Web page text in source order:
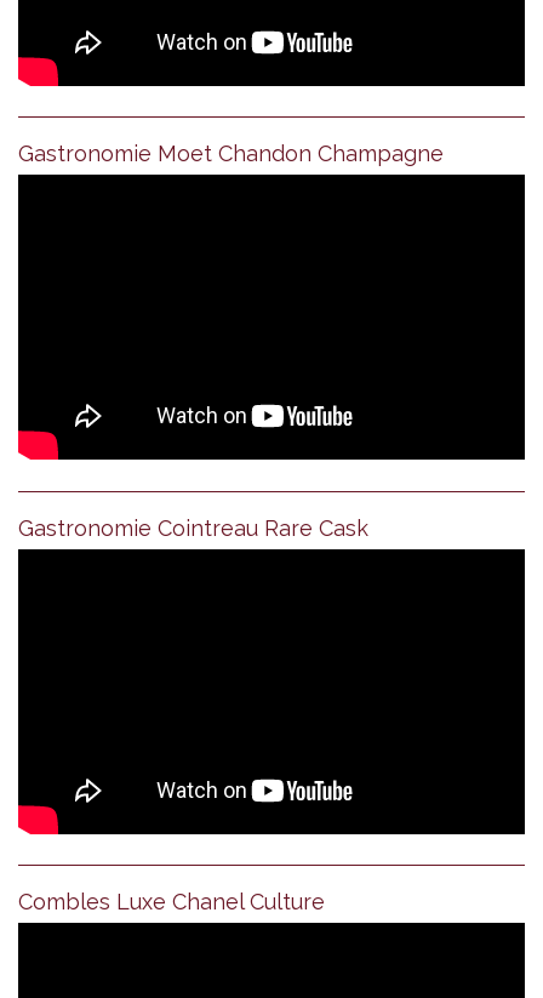
Gastronomie Moet Chandon Champagne
Gastronomie Cointreau Rare Cask
Combles Luxe Chanel Culture